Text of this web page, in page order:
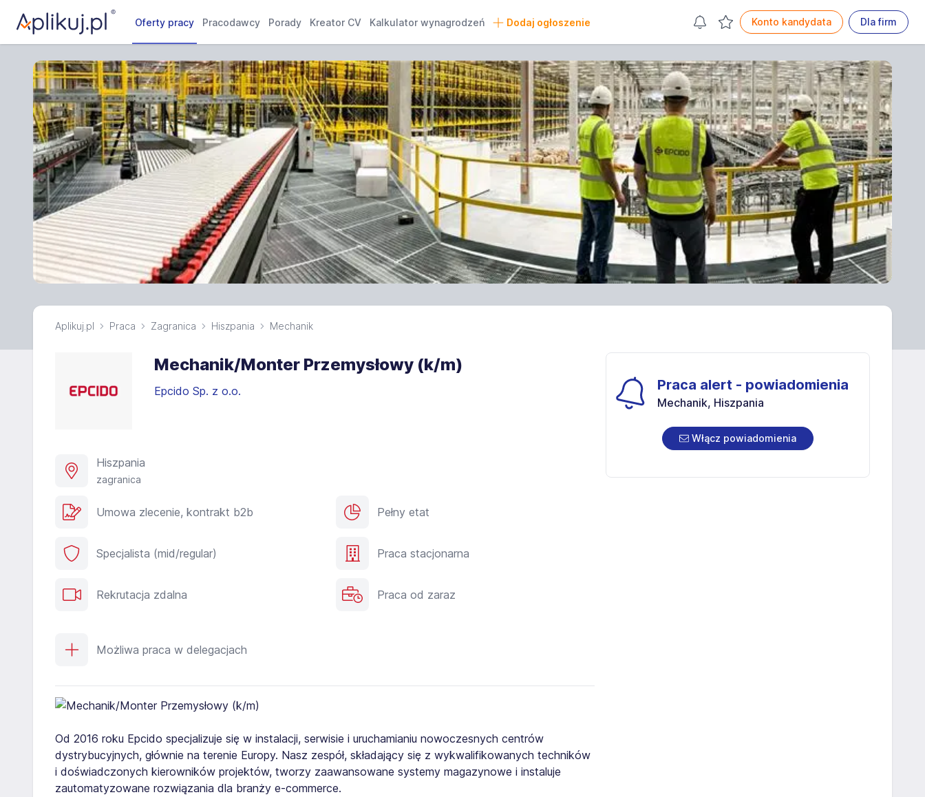
Oferty pracy Pracodawcy Porady Kreator CV Kalkulator wynagrodzeń Dodaj ogłoszenie Konto kandydata Dla firm
Aplikuj.pl Praca Zagranica Hiszpania Mechanik
Mechanik/Monter Przemysłowy (k/m)
Epcido Sp. z o.o.
Hiszpania
zagranica
Umowa zlecenie, kontrakt b2b Pełny etat
Specjalista (mid/regular) Praca stacjonarna
Rekrutacja zdalna Praca od zaraz
Możliwa praca w delegacjach
Od 2016 roku Epcido specjalizuje się w instalacji, serwisie i uruchamianiu nowoczesnych centrów
dystrybucyjnych, głównie na terenie Europy. Nasz zespół, składający się z wykwalifikowanych techników
i doświadczonych kierowników projektów, tworzy zaawansowane systemy magazynowe i instaluje
zautomatyzowane rozwiązania dla branży e-commerce.
Praca alert - powiadomienia
Mechanik, Hiszpania
Włącz powiadomienia